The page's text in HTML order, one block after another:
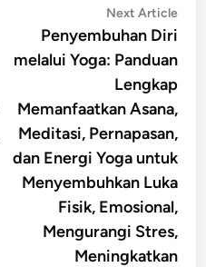
Next Article
Penyembuhan Diri
melalui Yoga: Panduan
Lengkap
Memanfaatkan Asana,
Meditasi, Pernapasan,
dan Energi Yoga untuk
Menyembuhkan Luka
Fisik, Emosional,
Mengurangi Stres,
Meningkatkan